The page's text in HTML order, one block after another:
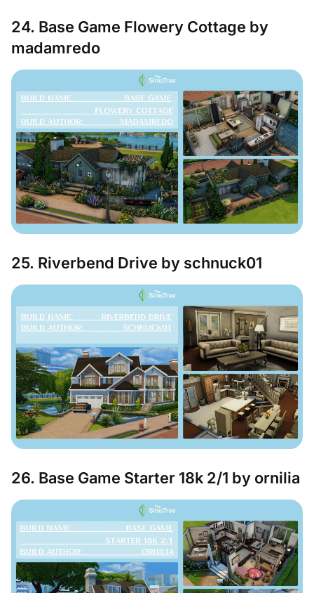
24. Base Game Flowery Cottage by
madamredo
25. Riverbend Drive by schnuck01
26. Base Game Starter 18k 2/1 by ornilia